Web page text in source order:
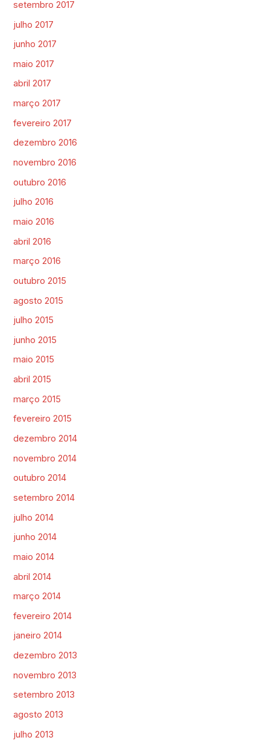
setembro 2017
julho 2017
junho 2017
maio 2017
abril 2017
março 2017
fevereiro 2017
dezembro 2016
novembro 2016
outubro 2016
julho 2016
maio 2016
abril 2016
março 2016
outubro 2015
agosto 2015
julho 2015
junho 2015
maio 2015
abril 2015
março 2015
fevereiro 2015
dezembro 2014
novembro 2014
outubro 2014
setembro 2014
julho 2014
junho 2014
maio 2014
abril 2014
março 2014
fevereiro 2014
janeiro 2014
dezembro 2013
novembro 2013
setembro 2013
agosto 2013
julho 2013